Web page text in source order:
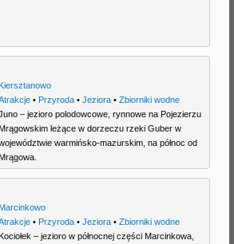
Kiersztanowo
• Przyroda• Jeziora• Zbiorniki wodne
– jezioro polodowcowe, rynnowe na Pojezierzu
Mrągowskim leżące w dorzeczu rzeki Guber w
warmińsko-mazurskim, na północ od
Mrągowa.
Marcinkowo
• Przyroda• Jeziora• Zbiorniki wodne
Kociołek – jezioro w północnej części Marcinkowa,